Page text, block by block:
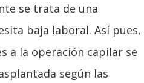
se trata de una
baja laboral. Así pues,
a la operación capilar se
según las